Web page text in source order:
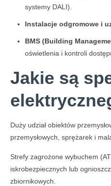
systemy DALI).
Instalacje odgromowe i
BMS (Building
oświetlenia i kontroli
Jakie są
Duży udział obiektów
przemysłowych, sprężarek i
Strefy zagrożone wybuchem
iskrobezpiecznych lub
zbiornikowych.